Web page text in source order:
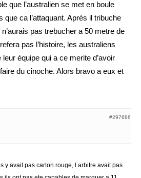
que l’australien se met en boule
que ca l’attaquant. Après il tribuche
pas trebucher a 50 metre de
pas l’histoire, les australiens
équipe qui a ce merite d’avoir
du cinoche. Alors bravo a eux et
#297686
y avait pas carton rouge, l arbitre avait pas